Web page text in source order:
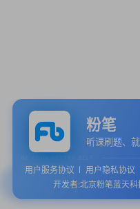
粉笔
听课刷题、
用户服务协议 用户隐私协议
开发者:北京粉笔蓝天